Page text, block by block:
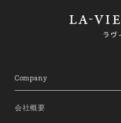
Company
会社概要